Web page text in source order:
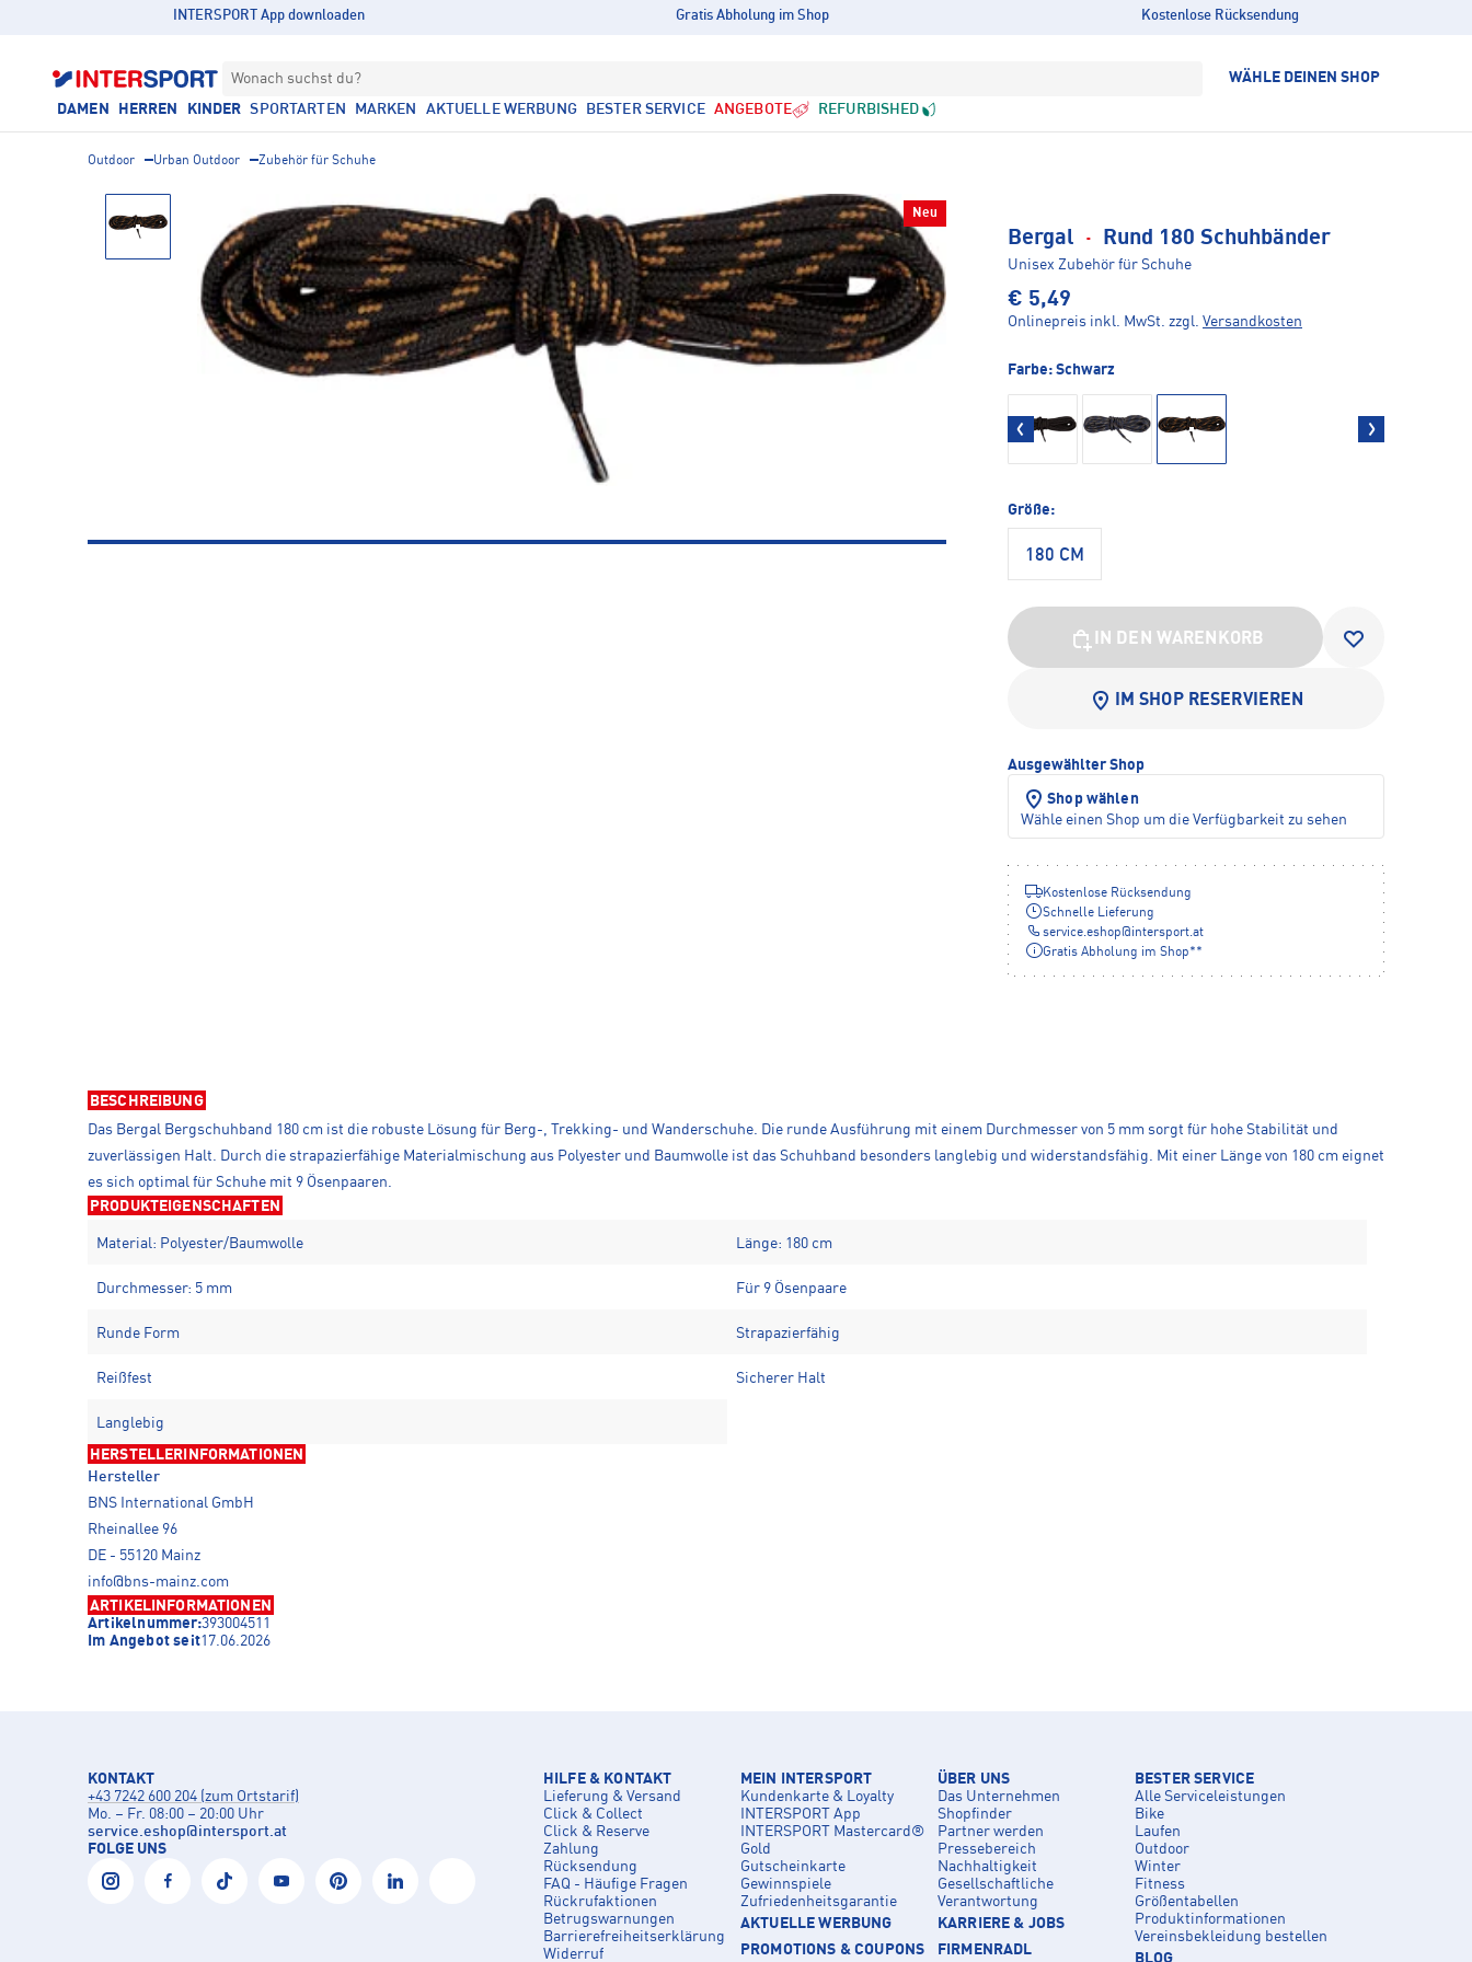
INTERSPORT App downloaden Gratis Abholung im Shop Kostenlose Rücksendung
Wonach suchst du? WÄHLE DEINEN SHOP
DAMEN HERREN KINDER SPORTARTEN MARKEN AKTUELLE WERBUNG BESTER SERVICE ANGEBOTE REFURBISHED
Outdoor Urban Outdoor Zubehör für Schuhe
Neu
Bergal · Rund 180 Schuhbänder
Unisex Zubehör für Schuhe
€ 5,49
Onlinepreis inkl. MwSt. zzgl. Versandkosten
Farbe: Schwarz
Größe:
180 CM
IN DEN WARENKORB
IM SHOP RESERVIEREN
Ausgewählter Shop
Shop wählen
Wähle einen Shop um die Verfügbarkeit zu sehen
Kostenlose Rücksendung
Schnelle Lieferung
service.eshop@intersport.at
Gratis Abholung im Shop**
BESCHREIBUNG
Das Bergal Bergschuhband 180 cm ist die robuste Lösung für Berg-, Trekking- und Wanderschuhe. Die runde Ausführung mit einem Durchmesser von 5 mm sorgt für hohe Stabilität und
zuverlässigen Halt. Durch die strapazierfähige Materialmischung aus Polyester und Baumwolle ist das Schuhband besonders langlebig und widerstandsfähig. Mit einer Länge von 180 cm eignet
es sich optimal für Schuhe mit 9 Ösenpaaren.
PRODUKTEIGENSCHAFTEN
Material: Polyester/Baumwolle Länge: 180 cm
Durchmesser: 5 mm Für 9 Ösenpaare
Runde Form Strapazierfähig
Reißfest Sicherer Halt
Langlebig
HERSTELLERINFORMATIONEN
Hersteller
BNS International GmbH
Rheinallee 96
DE - 55120 Mainz
info@bns-mainz.com
ARTIKELINFORMATIONEN
Artikelnummer:393004511
Im Angebot seit17.06.2026
KONTAKT
+43 7242 600 204 (zum Ortstarif)
Mo. – Fr. 08:00 – 20:00 Uhr
service.eshop@intersport.at
FOLGE UNS
HILFE & KONTAKT
Lieferung & Versand
Click & Collect
Click & Reserve
Zahlung
Rücksendung
FAQ - Häufige Fragen
Rückrufaktionen
Betrugswarnungen
Barrierefreiheitserklärung
Widerruf
MEIN INTERSPORT
Kundenkarte & Loyalty
INTERSPORT App
INTERSPORT Mastercard®
Gold
Gutscheinkarte
Gewinnspiele
Zufriedenheitsgarantie
AKTUELLE WERBUNG
PROMOTIONS & COUPONS
ÜBER UNS
Das Unternehmen
Shopfinder
Partner werden
Pressebereich
Nachhaltigkeit
Gesellschaftliche
Verantwortung
KARRIERE & JOBS
FIRMENRADL
BESTER SERVICE
Alle Serviceleistungen
Bike
Laufen
Outdoor
Winter
Fitness
Größentabellen
Produktinformationen
Vereinsbekleidung bestellen
BLOG